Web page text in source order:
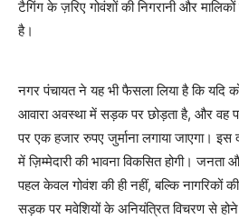
टैगिंग के ज़रिए गोवंशों की निगरानी और
है।
नगर पंचायत ने यह भी फैसला लिया है कि यदि
आवारा अवस्था में सड़क पर छोड़ता है, और वह
पर एक हजार रुपए जुर्माना लगाया जाएगा।
में ज़िम्मेदारी की भावना विकसित होगी। जनता
पहल केवल गोवंश की ही नहीं, बल्कि नागरिकों
सड़क पर मवेशियों के अनियंत्रित विचरण से